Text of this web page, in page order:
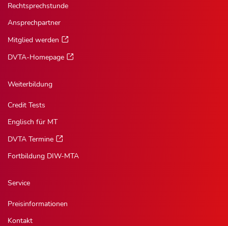
Rechtsprechstunde
Ansprechpartner
Mitglied werden
DVTA-Homepage
Weiterbildung
Credit Tests
Englisch für MT
DVTA Termine
Fortbildung DIW-MTA
Service
Preisinformationen
Kontakt